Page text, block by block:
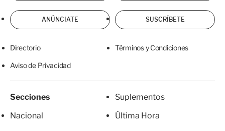
ANÚNCIATE SUSCRÍBETE
Directorio Términos y Condiciones
Aviso de Privacidad
Secciones
Nacional
Suplementos
Última Hora